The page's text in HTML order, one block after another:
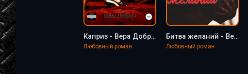
Каприз - Вера Добрая
Любовный роман
Битва желаний - Вера Добрая
Любовный роман